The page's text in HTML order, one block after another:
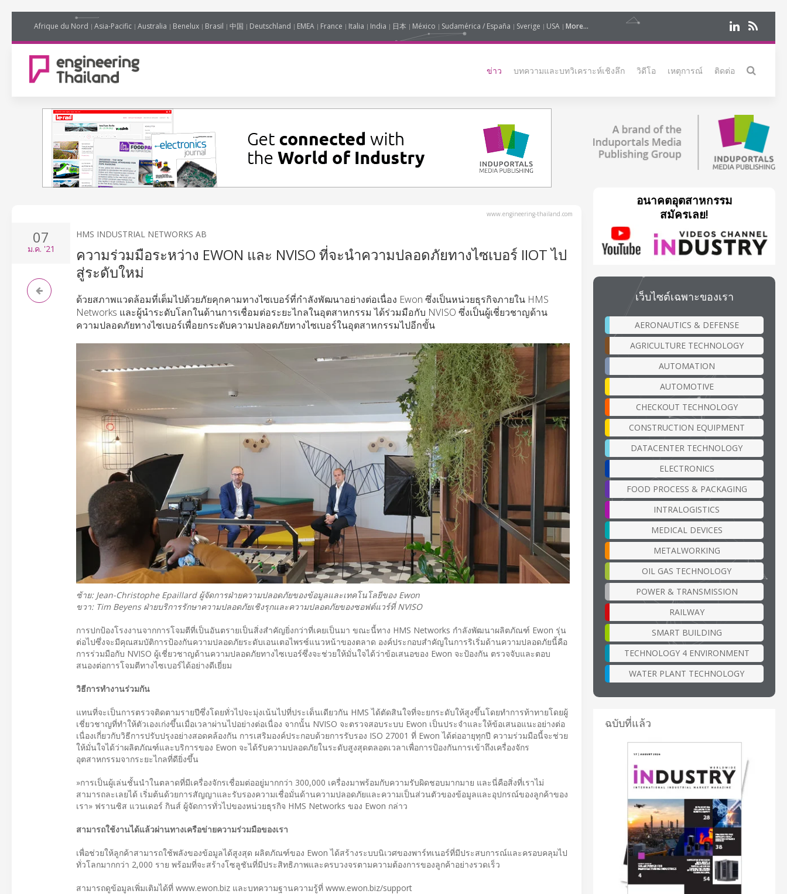
Afrique du Nord Asia-Pacific Australia Benelux Brasil 中国 Deutschland EMEA France Italia India 日本 México Sudamérica / España Sverige USA More...
ข่าว บทความและบทวิเคราะห์เชิงลึก วิดีโอ เหตุการณ์ ติดต่อ
www.engineering-thailand.com
07
ม.ค. '21
HMS INDUSTRIAL NETWORKS AB
ความร่วมมือระหว่าง EWON และ NVISO ที่จะนำความปลอดภัยทางไซเบอร์ IIOT ไป
สู่ระดับใหม่
ด้วยสภาพแวดล้อมที่เต็มไปด้วยภัยคุกคามทางไซเบอร์ที่กำลังพัฒนาอย่างต่อเนื่อง Ewon ซึ่งเป็นหน่วยธุรกิจภายใน HMS
Networks และผู้นำระดับโลกในด้านการเชื่อมต่อระยะไกลในอุตสาหกรรม ได้ร่วมมือกับ NVISO ซึ่งเป็นผู้เชี่ยวชาญด้าน
ความปลอดภัยทางไซเบอร์เพื่อยกระดับความปลอดภัยทางไซเบอร์ในอุตสาหกรรมไปอีกขั้น
ซ้าย: Jean-Christophe Epaillard ผู้จัดการฝ่ายความปลอดภัยของข้อมูลและเทคโนโลยีของ Ewon
ขวา: Tim Beyens ฝ่ายบริการรักษาความปลอดภัยเชิงรุกและความปลอดภัยของซอฟต์แวร์ที่ NVISO
การปกป้องโรงงานจากการโจมตีที่เป็นอันตรายเป็นสิ่งสำคัญยิ่งกว่าที่เคยเป็นมา ขณะนี้ทาง HMS Networks กำลังพัฒนาผลิตภัณฑ์ Ewon รุ่น
ต่อไปซึ่งจะมีคุณสมบัติการป้องกันความปลอดภัยระดับเอนเตอไพรซ์แนวหน้าของตลาด องค์ประกอบสำคัญในการริเริ่มด้านความปลอดภัยนี้คือ
การร่วมมือกับ NVISO ผู้เชี่ยวชาญด้านความปลอดภัยทางไซเบอร์ซึ่งจะช่วยให้มั่นใจได้ว่าข้อเสนอของ Ewon จะป้องกัน ตรวจจับและตอบ
สนองต่อการโจมตีทางไซเบอร์ได้อย่างดีเยี่ยม
วิธีการทำงานร่วมกัน
แทนที่จะเป็นการตรวจติดตามรายปีซึ่งโดยทั่วไปจะมุ่งเน้นไปที่ประเด็นเดียวกัน HMS ได้ตัดสินใจที่จะยกระดับให้สูงขึ้นโดยทำการท้าทายโดยผู้
เชี่ยวชาญที่ทำให้ตัวเองเก่งขึ้นเมื่อเวลาผ่านไปอย่างต่อเนื่อง จากนั้น NVISO จะตรวจสอบระบบ Ewon เป็นประจำและให้ข้อเสนอแนะอย่างต่อ
เนื่องเกี่ยวกับวิธีการปรับปรุงอย่างสอดคล้องกัน การเสริมองค์ประกอบด้วยการรับรอง ISO 27001 ที่ Ewon ได้ต่ออายุทุกปี ความร่วมมือนี้จะช่วย
ให้มั่นใจได้ว่าผลิตภัณฑ์และบริการของ Ewon จะได้รับความปลอดภัยในระดับสูงสุดตลอดเวลาเพื่อการป้องกันการเข้าถึงเครื่องจักร
อุตสาหกรรมจากระยะไกลที่ดียิ่งขึ้น
»การเป็นผู้เล่นชั้นนำในตลาดที่มีเครื่องจักรเชื่อมต่ออยู่มากกว่า 300,000 เครื่องมาพร้อมกับความรับผิดชอบมากมาย และนี่คือสิ่งที่เราไม่
สามารถละเลยได้ เริ่มต้นด้วยการสัญญาและรับรองความเชื่อมั่นด้านความปลอดภัยและความเป็นส่วนตัวของข้อมูลและอุปกรณ์ของลูกค้าของ
เรา» ฟรานซิส แวนเดอร์ กินส์ ผู้จัดการทั่วไปของหน่วยธุรกิจ HMS Networks ของ Ewon กล่าว
สามารถใช้งานได้แล้วผ่านทางเครือข่ายความร่วมมือของเรา
เพื่อช่วยให้ลูกค้าสามารถใช้พลังของข้อมูลได้สูงสุด ผลิตภัณฑ์ของ Ewon ได้สร้างระบบนิเวศของพาร์ทเนอร์ที่มีประสบการณ์และครอบคลุมไป
ทั่วโลกมากกว่า 2,000 ราย พร้อมที่จะสร้างโซลูชันที่มีประสิทธิภาพและครบวงจรตามความต้องการของลูกค้าอย่างรวดเร็ว
สามารถดูข้อมูลเพิ่มเติมได้ที่ www.ewon.biz และบทความฐานความรู้ที่ www.ewon.biz/support
อนาคตอุตสาหกรรม
สมัครเลย!
เว็บไซต์เฉพาะของเรา
AERONAUTICS & DEFENSE
AGRICULTURE TECHNOLOGY
AUTOMATION
AUTOMOTIVE
CHECKOUT TECHNOLOGY
CONSTRUCTION EQUIPMENT
DATACENTER TECHNOLOGY
ELECTRONICS
FOOD PROCESS & PACKAGING
INTRALOGISTICS
MEDICAL DEVICES
METALWORKING
OIL GAS TECHNOLOGY
POWER & TRANSMISSION
RAILWAY
SMART BUILDING
TECHNOLOGY 4 ENVIRONMENT
WATER PLANT TECHNOLOGY
ฉบับที่แล้ว